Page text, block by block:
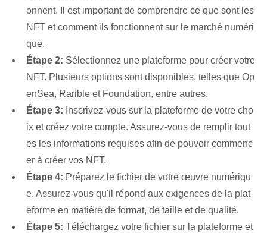
onnent.⁤ Il est important de comprendre ce que sont les
NFT et comment ils fonctionnent sur le‌ marché numéri
que.
Étape 2: Sélectionnez une ‌plateforme pour créer votre‌
NFT. ⁣Plusieurs options sont disponibles, telles que‌ Op
enSea, Rarible et ‌Foundation, entre autres.
Étape 3: ‌Inscrivez-vous sur la plateforme de votre cho
ix et créez ⁢votre⁤ compte. Assurez-vous de remplir tout
es les informations requises afin de pouvoir commenc
er à créer vos⁣ NFT.
Étape 4: Préparez le fichier de votre œuvre numériqu
e. Assurez-vous qu'il répond aux exigences de la plat
eforme en matière de format, de taille et de qualité.
Étape 5: Téléchargez votre fichier sur la plateforme et